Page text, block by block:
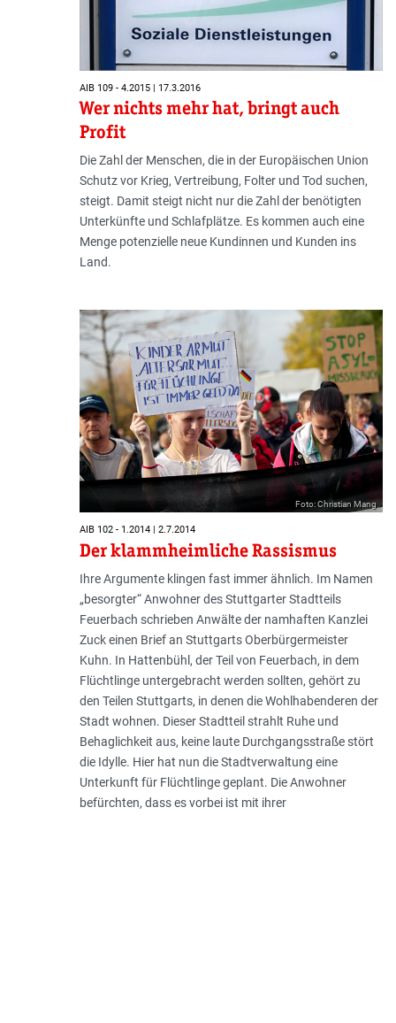
AIB 109 - 4.2015 | 17.3.2016
Wer nichts mehr hat, bringt auch
Profit
Die Zahl der Menschen, die in der Euro­päi­schen Union
Schutz vor Krieg, Vertreibung, Folter und Tod suchen,
steigt. Damit steigt nicht nur die Zahl der be­nötigten
Unterkünfte und Schlafplätze. Es kommen auch eine
Menge potenzielle neue Kundinnen und Kunden ins
Land.
Foto: Christian Mang
AIB 102 - 1.2014 | 2.7.2014
Der klammheimliche Rassismus
Ihre Argumente klingen fast immer ähnlich. Im Namen
„besorgter“ Anwohner des Stuttgarter Stadtteils
Feuerbach schrieben Anwälte der namhaften Kanzlei
Zuck einen Brief an Stuttgarts Oberbürgermeister
Kuhn. In Hattenbühl, der Teil von Feuerbach, in dem
Flüchtlinge untergebracht werden sollten, gehört zu
den Teilen Stuttgarts, in denen die Wohlhabenderen der
Stadt wohnen. Dieser Stadtteil strahlt Ruhe und
Behaglichkeit aus, keine laute Durchgangsstraße stört
die Idylle. Hier hat nun die Stadtverwaltung eine
Unterkunft für Flüchtlinge geplant. Die Anwohner
befürchten, dass es vorbei ist mit ihrer